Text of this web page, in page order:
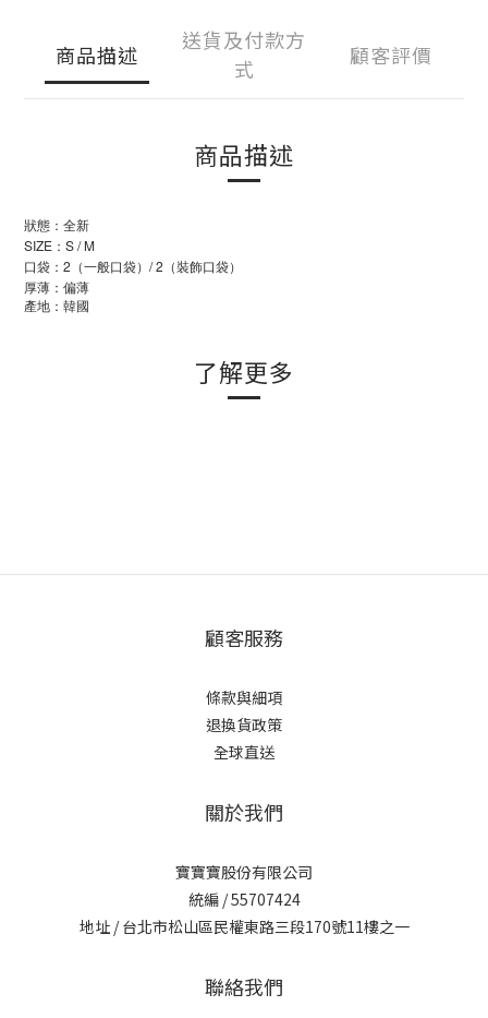
商品描述
送貨及付款方
式
顧客評價
商品描述
狀態：全新
SIZE：S / M
口袋：2（一般口袋）/ 2（裝飾口袋）
厚薄：偏薄
產地：韓國
了解更多
顧客服務
條款與細項
退換貨政策
全球直送
關於我們
寶寶寶股份有限公司
統編 / 55707424
地址 / 台北市松山區民權東路三段170號11樓之一
聯絡我們